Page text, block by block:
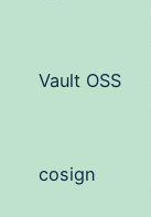
Vault OSS
cosign